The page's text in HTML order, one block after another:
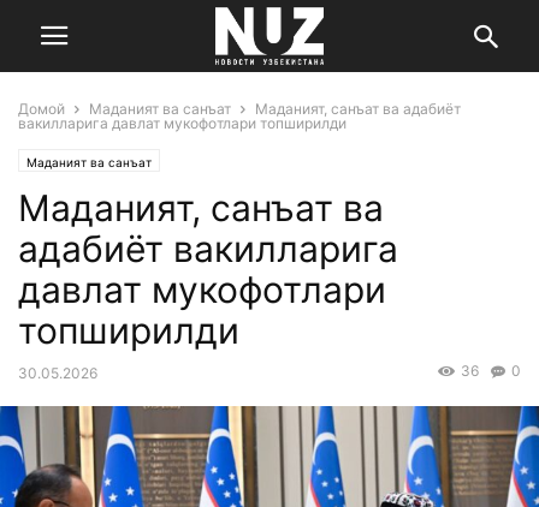
Домой Маданият ва санъат
Маданият, санъат ва адабиёт
вакилларига давлат мукофотлари топширилди
Маданият ва санъат
Маданият, санъат ва
адабиёт вакилларига
давлат мукофотлари
топширилди
30.05.2026 0
36